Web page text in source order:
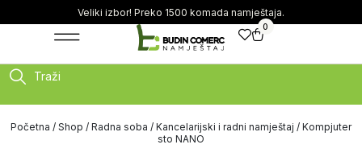
Veliki izbor! Preko 1500 komada namještaja.
0
Traži
Početna / Shop / Radna soba / Kancelarijski i radni namještaj / Kompjuter
sto NANO